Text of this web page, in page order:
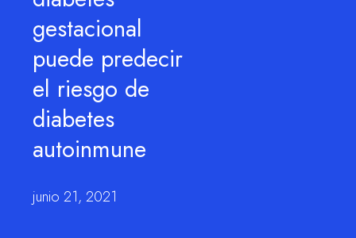
gestacional
puede predecir
el riesgo de
diabetes
autoinmune
junio 21, 2021